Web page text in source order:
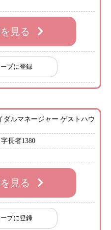
見る
プに登録
ルマネージャー ゲストハウ
長者1380
見る
プに登録